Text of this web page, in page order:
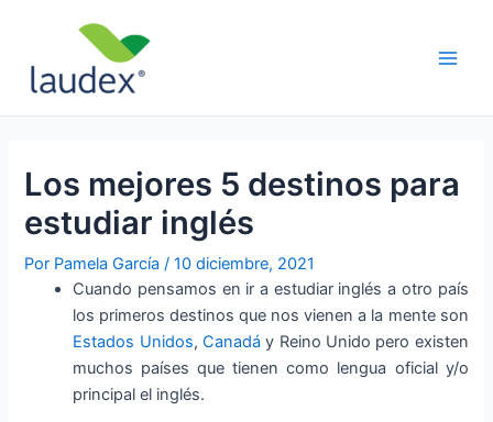
contenido
Los mejores 5 destinos para
estudiar inglés
Por Pamela García/10 diciembre, 2021
Cuando pensamos en ir a estudiar inglés a otro país
los primeros destinos que nos vienen a la mente son
Estados Unidos, Canadá y Reino Unido pero existen
muchos países que tienen como lengua oficial y/o
principal el inglés.
entradas